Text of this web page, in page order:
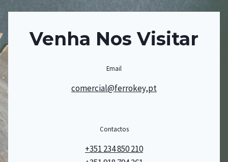
Venha Nos Visitar
Email
comercial@ferrokey,pt
Contactos
+351 234 850 210